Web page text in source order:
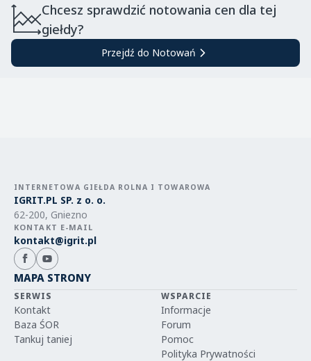
Chcesz sprawdzić notowania cen dla tej
giełdy?
Przejdź do Notowań
INTERNETOWA GIEŁDA ROLNA I TOWAROWA
IGRIT.PL SP. z o. o.
62-200, Gniezno
KONTAKT E-MAIL
kontakt@igrit.pl
MAPA STRONY
SERWIS
Kontakt
Baza ŚOR
Tankuj taniej
WSPARCIE
Informacje
Forum
Pomoc
Polityka Prywatności